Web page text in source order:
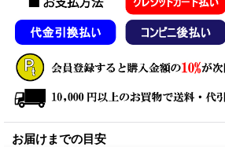
お届けまでの目安